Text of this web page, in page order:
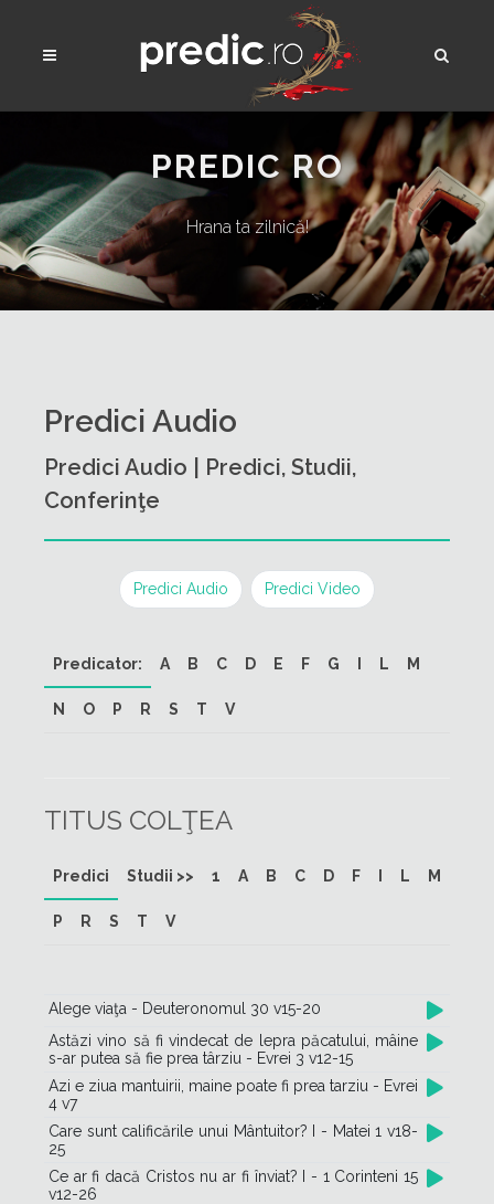
PREDIC RO
Hrana ta zilnică!
Predici Audio
Predici Audio | Predici, Studii,
Conferinţe
Predici Audio Predici Video
Predicator: A B C D E F G L M
N O P R S T V
TITUS COLŢEA
Predici Studii >> 1 A B C D F L M
P R S T V
Alege viaţa - Deuteronomul 30 v15-20
Astăzi vino să fi vindecat de lepra păcatului, mâine
s-ar putea să fie prea târziu - Evrei 3 v12-15
Azi e ziua mantuirii, maine poate fi prea tarziu - Evrei
4 v7
Care sunt calificările unui Mântuitor? I - Matei 1 v18-
25
Ce ar fi dacă Cristos nu ar fi înviat? I - 1 Corinteni 15
v12-26